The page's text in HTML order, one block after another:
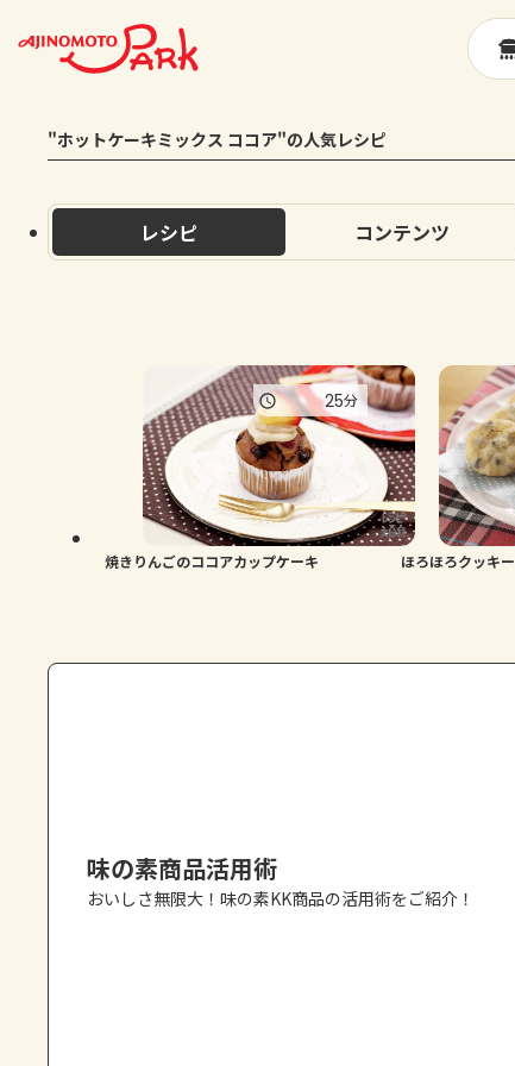
"ホットケーキミックス ココア"の人気レシピ
レシピ コンテンツ
焼きりんごのココアカップケーキ
25分
ほろほろクッキー
味の素商品活用術
おいしさ無限大！味の素KK商品の活用術をご紹介！